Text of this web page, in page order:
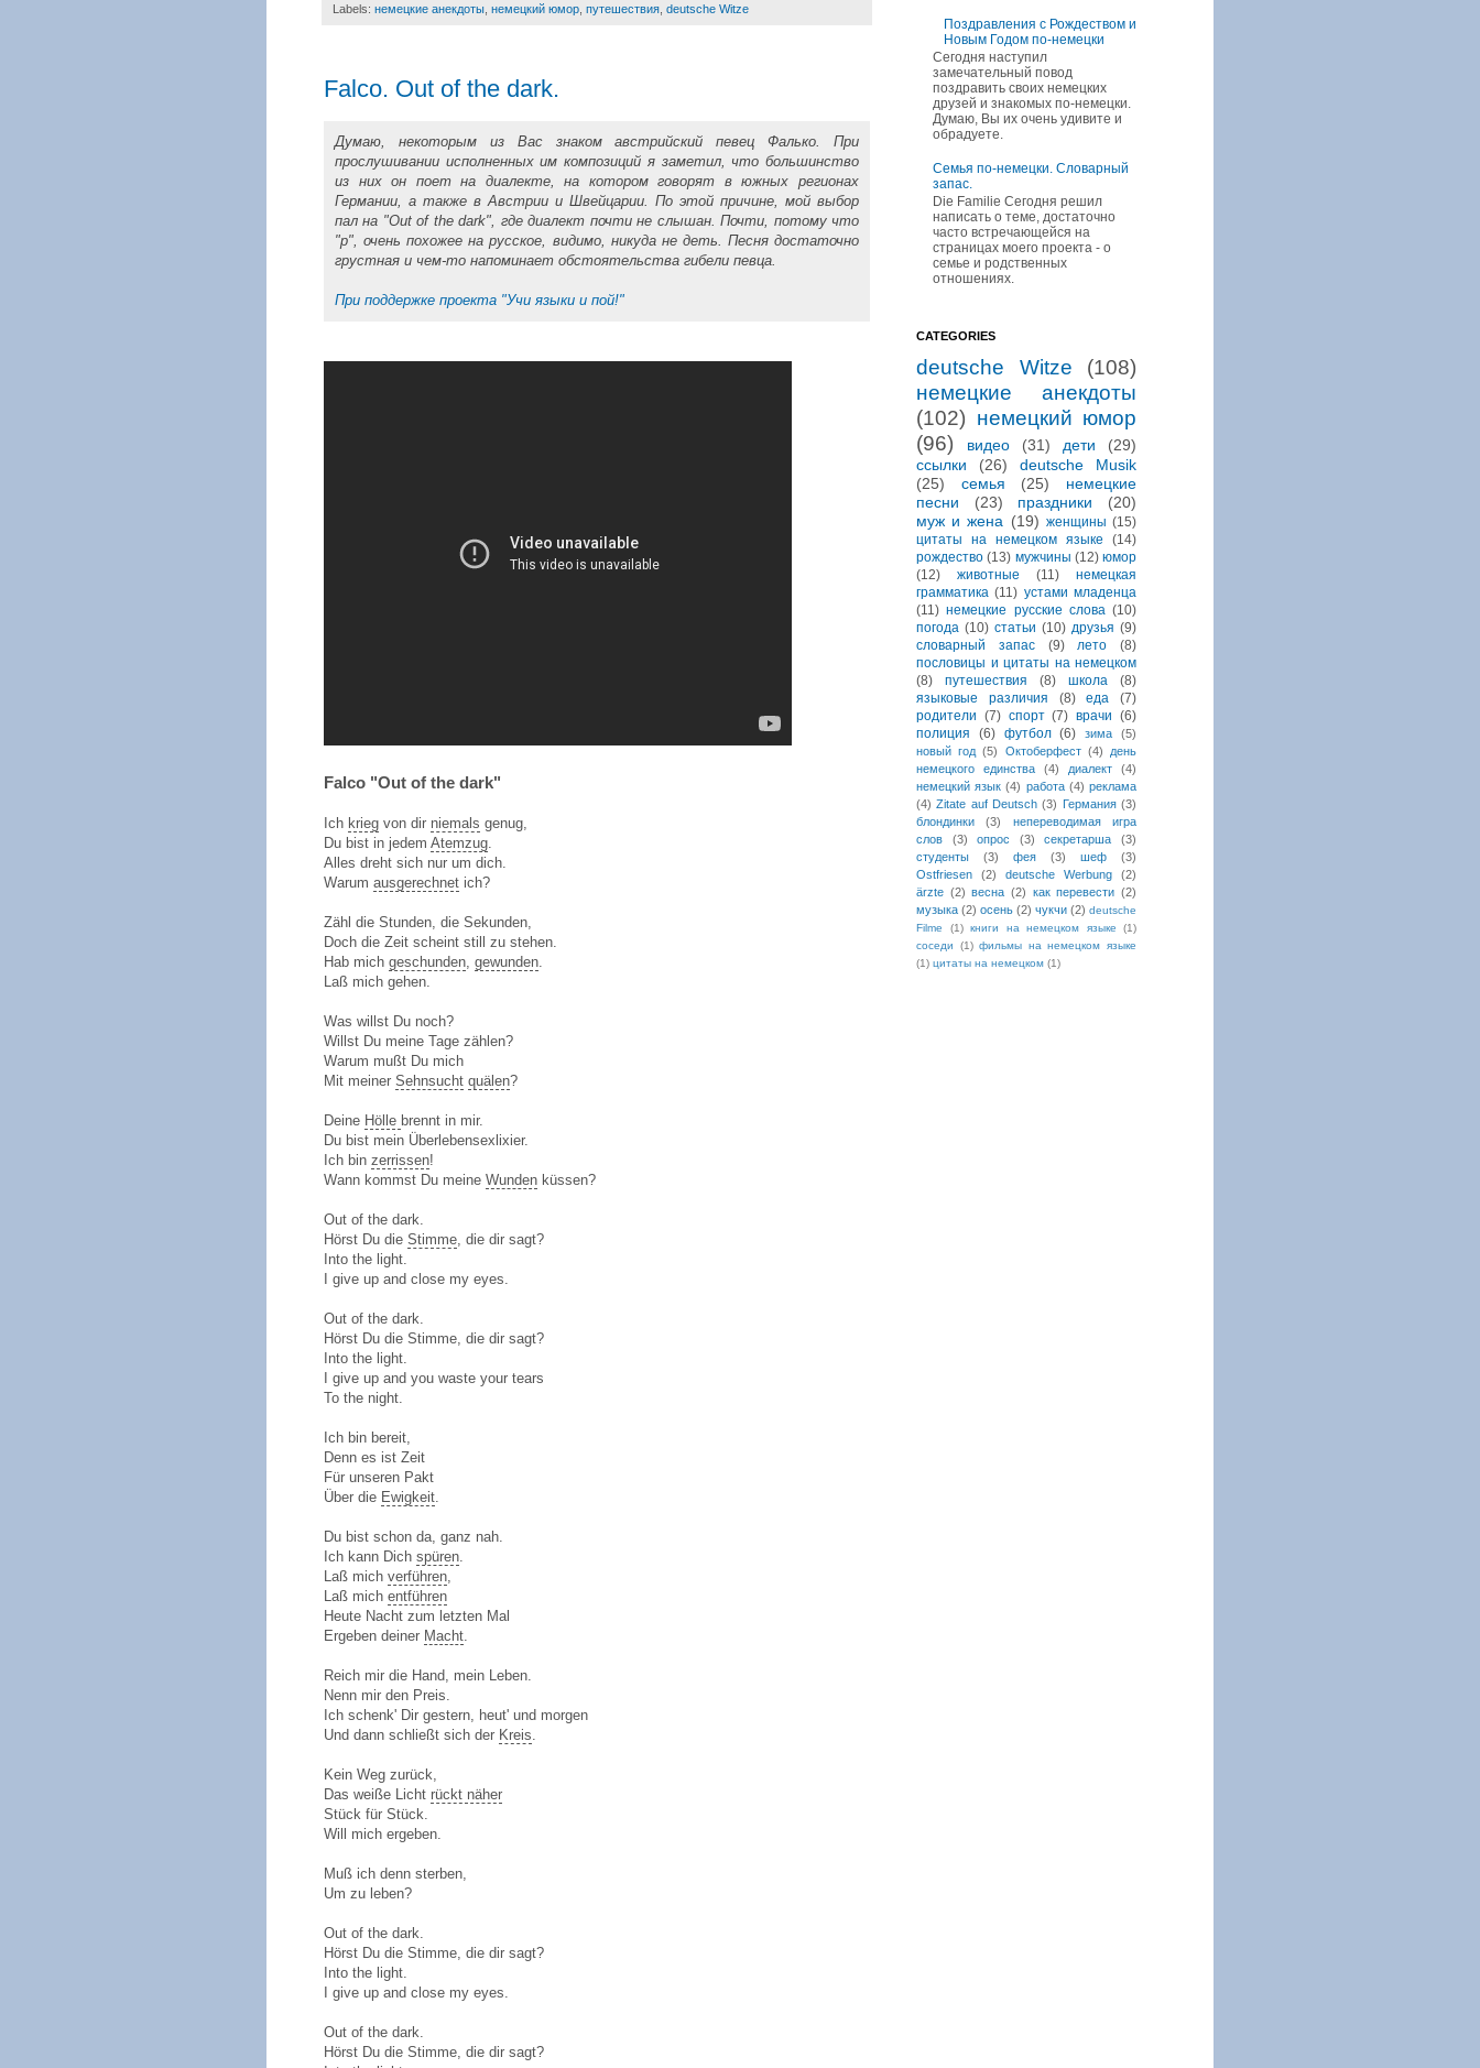
Labels: немецкие анекдоты немецкий юмор путешествия deutsche Witze
Falco. Out of the dark.
Думаю, некоторым из Вас знаком австрийский певец Фалько. При
прослушивании исполненных им композиций я заметил, что большинство
из них он поет на диалекте, на котором говорят в южных регионах
Германии, а также в Австрии и Швейцарии. По этой причине, мой выбор
пал на "Out of the dark", где диалект почти не слышан. Почти, потому что
"р", очень похожее на русское, видимо, никуда не деть. Песня достаточно
грустная и чем-то напоминает обстоятельства гибели певца.
При поддержке проекта "Учи языки и пой!"
Falco "Out of the dark"
Ich krieg von dir niemals genug,
Du bist in jedem Atemzug.
Alles dreht sich nur um dich.
Warum ausgerechnet ich?
Zähl die Stunden, die Sekunden,
Doch die Zeit scheint still zu stehen.
Hab mich geschunden, gewunden.
Laß mich gehen.
Was willst Du noch?
Willst Du meine Tage zählen?
Warum mußt Du mich
Mit meiner Sehnsucht quälen?
Deine Hölle brennt in mir.
Du bist mein Überlebensexlixier.
Ich bin zerrissen!
Wann kommst Du meine Wunden küssen?
Out of the dark.
Hörst Du die Stimme, die dir sagt?
Into the light.
I give up and close my eyes.
Out of the dark.
Hörst Du die Stimme, die dir sagt?
Into the light.
I give up and you waste your tears
To the night.
Ich bin bereit,
Denn es ist Zeit
Für unseren Pakt
Über die Ewigkeit.
Du bist schon da, ganz nah.
Ich kann Dich spüren.
Laß mich verführen,
Laß mich entführen
Heute Nacht zum letzten Mal
Ergeben deiner Macht.
Reich mir die Hand, mein Leben.
Nenn mir den Preis.
Ich schenk' Dir gestern, heut' und morgen
Und dann schließt sich der Kreis.
Kein Weg zurück,
Das weiße Licht rückt näher
Stück für Stück.
Will mich ergeben.
Muß ich denn sterben,
Um zu leben?
Out of the dark.
Hörst Du die Stimme, die dir sagt?
Into the light.
I give up and close my eyes.
Out of the dark.
Hörst Du die Stimme, die dir sagt?
Поздравления с Рождеством и
Новым Годом по-немецки
Сегодня наступил
замечательный повод
поздравить своих немецких
друзей и знакомых по-немецки.
Думаю, Вы их очень удивите и
обрадуете.
Семья по-немецки. Словарный
запас.
Die Familie Сегодня решил
написать о теме, достаточно
часто встречающейся на
страницах моего проекта - о
семье и родственных
отношениях.
CATEGORIES
deutsche Witze
(108)
немецкие анекдоты
(102) немецкий юмор
(96)
видео (31) дети
(29)
ссылки
(26)
deutsche Musik
(25)
семья (25)
немецкие
песни
(23) праздники
(20)
муж и жена (19) женщины (15)
цитаты на немецком языке
(14)
рождество (13) мужчины (12) юмор
(12)
животные (11)
немецкая
грамматика (11) устами младенца
(11) немецкие русские слова (10)
погода (10) статьи (10) друзья (9)
словарный запас
(9) лето
(8)
пословицы и цитаты на немецком
(8)
путешествия (8) школа
(8)
языковые различия
(8) еда
(7)
родители (7) спорт (7) врачи (6)
полиция
(6) футбол (6) зима
(5)
новый год (5) Октоберфест (4)
день
немецкого единства
(4) диалект
(4)
немецкий язык (4) работа (4) реклама
(4) Zitate auf Deutsch (3) Германия (3)
блондинки
(3)
непереводимая игра
слов
(3) опрос (3) секретарша
(3)
студенты
(3) фея (3) шеф
(3)
Ostfriesen
(2) deutsche Werbung
(2)
ärzte (2) весна (2) как перевести (2)
музыка (2) осень (2) чукчи (2) deutsche
Filme
(1) книги на немецком языке
(1)
соседи
(1) фильмы на немецком языке
(1) цитаты на немецком (1)